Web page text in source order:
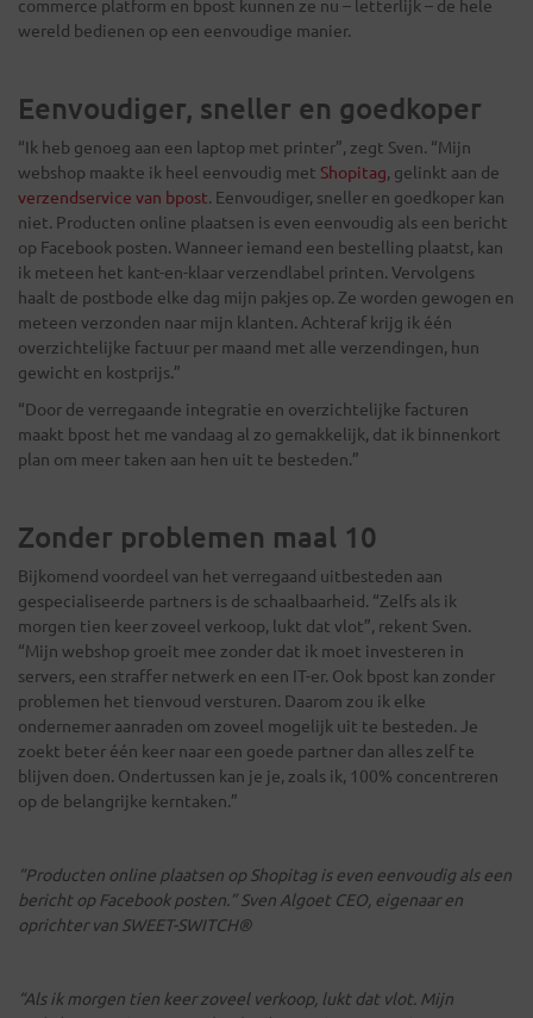
wereld bedienen op een eenvoudige manier.
Eenvoudiger, sneller en goedkoper
“Ik heb genoeg aan een laptop met printer”, zegt Sven. “Mijn
webshop maakte ik heel eenvoudig met Shopitag , gelinkt aan de
verzendservice van bpost . Eenvoudiger, sneller en goedkoper kan
niet. Producten online plaatsen is even eenvoudig als een bericht
op Facebook posten. Wanneer iemand een bestelling plaatst, kan
ik meteen het kant-en-klaar verzendlabel printen. Vervolgens
haalt de postbode elke dag mijn pakjes op. Ze worden gewogen en
meteen verzonden naar mijn klanten. Achteraf krijg ik één
overzichtelijke factuur per maand met alle verzendingen, hun
gewicht en kostprijs.”
“Door de verregaande integratie en overzichtelijke facturen
maakt bpost het me vandaag al zo gemakkelijk, dat ik binnenkort
plan om meer taken aan hen uit te besteden.”
Zonder problemen maal 10
Bijkomend voordeel van het verregaand uitbesteden aan
gespecialiseerde partners is de schaalbaarheid. “Zelfs als ik
morgen tien keer zoveel verkoop, lukt dat vlot”, rekent Sven.
“Mijn webshop groeit mee zonder dat ik moet investeren in
servers, een straffer netwerk en een IT-er. Ook bpost kan zonder
problemen het tienvoud versturen. Daarom zou ik elke
ondernemer aanraden om zoveel mogelijk uit te besteden. Je
zoekt beter één keer naar een goede partner dan alles zelf te
blijven doen. Ondertussen kan je je, zoals ik, 100% concentreren
op de belangrijke kerntaken.”
“Producten online plaatsen op Shopitag is even eenvoudig als een
bericht op Facebook posten.” Sven Algoet CEO, eigenaar en
oprichter van SWEET-SWITCH®
“Als ik morgen tien keer zoveel verkoop, lukt dat vlot. Mijn